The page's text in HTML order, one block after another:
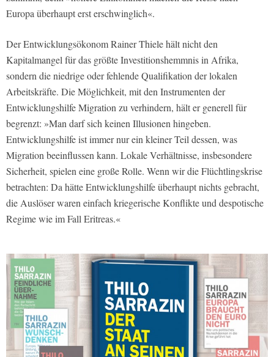
Europa überhaupt erst erschwinglich«.
Der Entwicklungsökonom Rainer Thiele hält nicht den
Kapitalmangel für das größte Investitionshemmnis in Afrika,
sondern die niedrige oder fehlende Qualifikation der lokalen
Arbeitskräfte. Die Möglichkeit, mit den Instrumenten der
Entwicklungshilfe Migration zu verhindern, hält er generell für
begrenzt: »Man darf sich keinen Illusionen hingeben.
Entwicklungshilfe ist immer nur ein kleiner Teil dessen, was
Migration beeinflussen kann. Lokale Verhältnisse, insbesondere
Sicherheit, spielen eine große Rolle. Wenn wir die Flüchtlingskrise
betrachten: Da hätte Entwicklungshilfe überhaupt nichts gebracht,
die Auslöser waren einfach kriegerische Konflikte und despotische
Regime wie im Fall Eritreas.«